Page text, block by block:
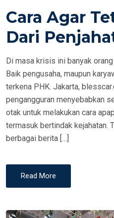
T
N
Cara Agar
Dari
Di masa krisis ini banyak
Baik pengusaha, maupun
terkena PHK. Jakarta,
pengangguran menyebabkan
otak untuk melakukan cara
termasuk bertindak kejahatan.
berbagai berita […]
Read More